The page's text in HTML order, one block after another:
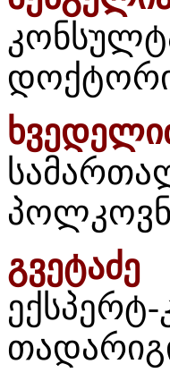
გვეტაძე